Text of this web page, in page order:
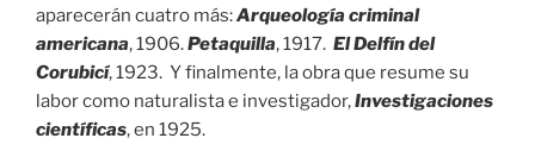
aparecerán cuatro más:Arqueología criminal
americana, 1906.Petaquilla, 1917. El Delfín del
Corubicí, 1923. Y finalmente, la obra que resume su
labor como naturalista e investigador,Investigaciones
científicas, en 1925.